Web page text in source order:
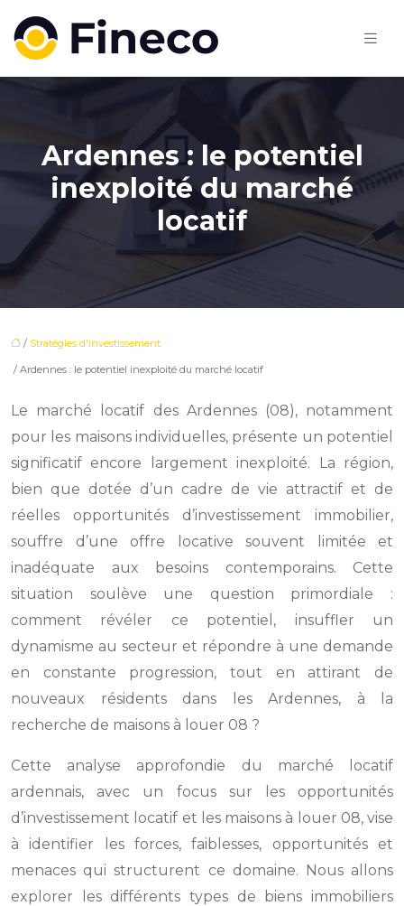
Ardennes : le potentiel
inexploité du marché
locatif
/ Stratégies d'investissement
/ Ardennes : le potentiel inexploité du marché locatif
Le marché locatif des Ardennes (08), notamment
pour les maisons individuelles, présente un potentiel
significatif encore largement inexploité. La région,
bien que dotée d’un cadre de vie attractif et de
réelles opportunités d’investissement immobilier,
souffre d’une offre locative souvent limitée et
inadéquate aux besoins contemporains. Cette
situation soulève une question primordiale :
comment révéler ce potentiel, insuffler un
dynamisme au secteur et répondre à une demande
en constante progression, tout en attirant de
nouveaux résidents dans les Ardennes, à la
recherche de maisons à louer 08 ?
Cette analyse approfondie du marché locatif
ardennais, avec un focus sur les opportunités
d’investissement locatif et les maisons à louer 08, vise
à identifier les forces, faiblesses, opportunités et
menaces qui structurent ce domaine. Nous allons
explorer les différents types de biens immobiliers